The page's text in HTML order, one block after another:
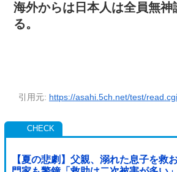
海外からは日本人は全員無神
る。
引用元: https://asahi.5ch.net/test/
【夏の悲劇】父親、溺れた息子を救